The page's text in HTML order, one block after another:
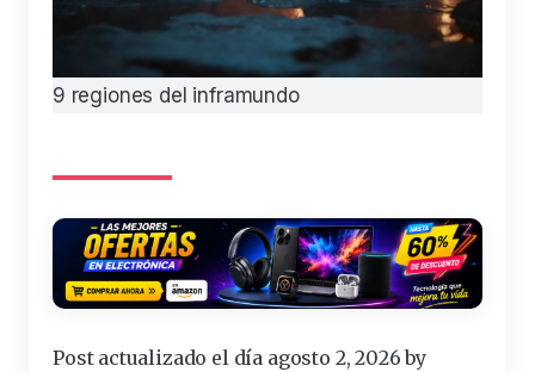
9 regiones del inframundo
Post actualizado el día agosto 2, 2026 by